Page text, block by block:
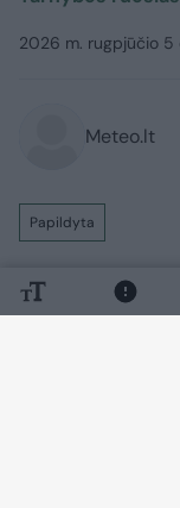
2026 m. rugpjūčio 5
Meteo.lt
Papildyta
Ateinančią